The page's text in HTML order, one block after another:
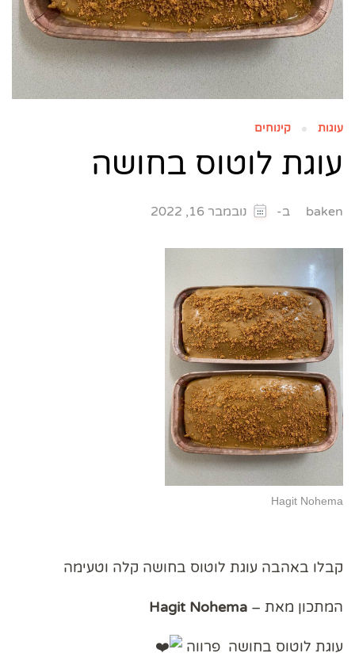
עוגות קינוחים
עוגת לוטוס בחושה
baken ב- נובמבר 16, 2022
Hagit Nohema
קבלו באהבה עוגת לוטוס בחושה קלה וטעימה
המתכון מאת – Hagit Nohema
עוגת לוטוס בחושה פרווה